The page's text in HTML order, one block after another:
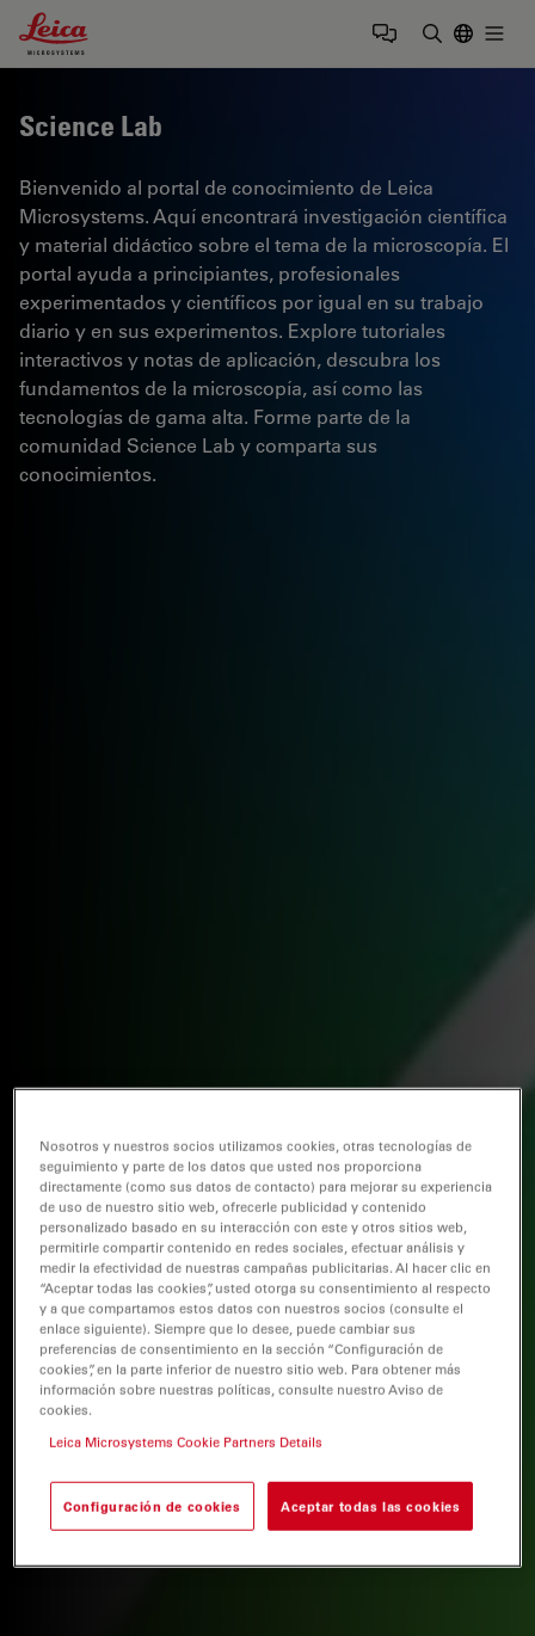
Leica Microsystems Logo
Science Lab
Bienvenido al portal de conocimiento de Leica
Microsystems. Aquí encontrará investigación científica
y material didáctico sobre el tema de la microscopía. El
portal ayuda a principiantes, profesionales
experimentados y científicos por igual en su trabajo
diario y en sus experimentos. Explore tutoriales
interactivos y notas de aplicación, descubra los
fundamentos de la microscopía, así como las
tecnologías de gama alta. Forme parte de la
comunidad Science Lab y comparta sus
conocimientos.
Nosotros y nuestros socios utilizamos cookies, otras tecnologías de
seguimiento y parte de los datos que usted nos proporciona
directamente (como sus datos de contacto) para mejorar su experiencia
de uso de nuestro sitio web, ofrecerle publicidad y contenido
personalizado basado en su interacción con este y otros sitios web,
permitirle compartir contenido en redes sociales, efectuar análisis y
medir la efectividad de nuestras campañas publicitarias. Al hacer clic en
“Aceptar todas las cookies”, usted otorga su consentimiento al respecto
y a que compartamos estos datos con nuestros socios (consulte el
enlace siguiente). Siempre que lo desee, puede cambiar sus
preferencias de consentimiento en la sección “Configuración de
cookies”, en la parte inferior de nuestro sitio web. Para obtener más
información sobre nuestras políticas, consulte nuestro Aviso de
cookies.
Leica Microsystems Cookie Partners Details
Configuración de cookies Aceptar todas las cookies